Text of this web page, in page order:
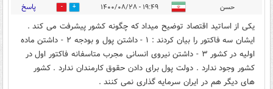
حسن ۱۹:۴۹ - ۱۴۰۰/۰۸/۲۸ 2 پاسخ
یکی از اساتید اقتصاد توضیح میداد که چگونه کشور پیشرفت می کند .
ایشان سه فاکتور را بیان کردند : ۱ - داشتن پول و بودجه ۲ - داشتن ماده
اولیه در کشور ۳ - داشتن نیروی انسانی مجرب متاسفانه فاکتور اول در
کشور وجود ندارد . دولت پول برای دادن حقوق کارمندان ندارد . کشور
های دیگر هم در ایران سرمایه گذاری نمی کنند .